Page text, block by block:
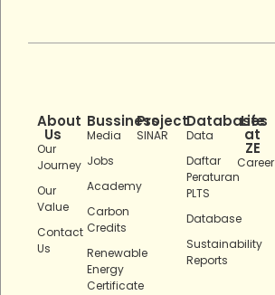
About
Us
Our
Journey
Our
Value
Contact
Us
Bussiness
Media
Jobs
Academy
Carbon
Credits
Renewable
Energy
Certificate
Project
SINAR
Databases
Data
Daftar
Peraturan
PLTS
Database
Sustainability
Reports
Life
at
ZE
Career